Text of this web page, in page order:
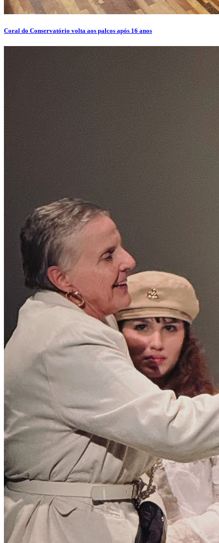
Coral do Conservatório volta aos palcos após 16 anos